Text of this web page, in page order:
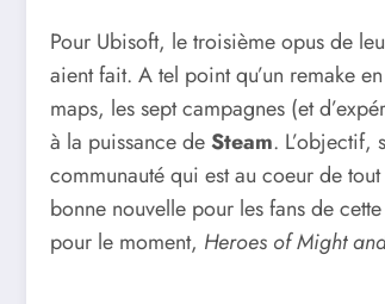
Pour Ubisoft, le troisième opus de
aient fait. A tel point qu’un remake
maps, les sept campagnes (et
à la puissance deSteam. L’objectif,
communauté qui est au coeur de
bonne nouvelle pour les fans de
pour le moment, Heroes of Might